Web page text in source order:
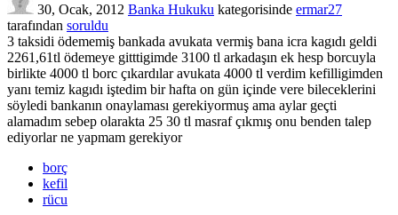
30, Ocak, 2012 Banka Hukuku kategorisinde ermar27
tarafından soruldu
3 taksidi ödememiş bankada avukata vermiş bana icra kagıdı geldi
2261,61tl ödemeye gitttigimde 3100 tl arkadaşın ek hesp borcuyla
birlikte 4000 tl borc çıkardılar avukata 4000 tl verdim kefilligimden
yanı temiz kagıdı iştedim bir hafta on gün içinde vere bileceklerini
söyledi bankanın onaylaması gerekiyormuş ama aylar geçti
alamadım sebep olarakta 25 30 tl masraf çıkmış onu benden talep
ediyorlar ne yapmam gerekiyor
borç
kefil
rücu